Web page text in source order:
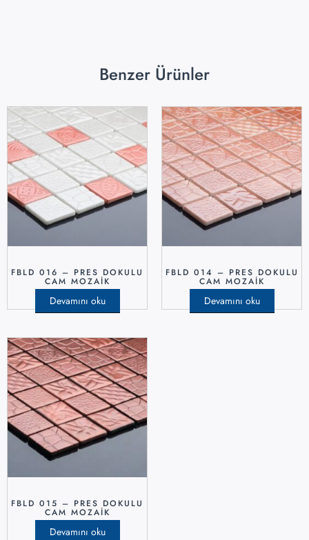
Benzer Ürünler
FBLD 016 – PRES DOKULU
CAM MOZAIK
Devamını oku
FBLD 014 – PRES DOKULU
CAM MOZAIK
Devamını oku
FBLD 015 – PRES DOKULU
CAM MOZAIK
Devamını oku